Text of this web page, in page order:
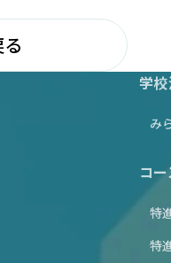
学
み
コ
特
特